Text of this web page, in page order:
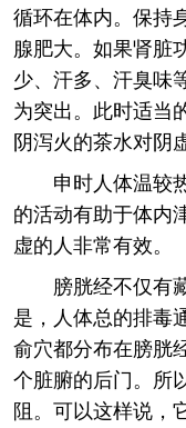
循环在体内。保持
腺肥大。如果肾脏
少、汗多、汗臭味
为突出。此时适当
阴泻火的茶水对阴
申时人体温较
的活动有助于体内
虚的人非常有效。
膀胱经不仅有
是，人体总的排毒
俞穴都分布在膀胱
个脏腑的后门。所
阻。可以这样说，